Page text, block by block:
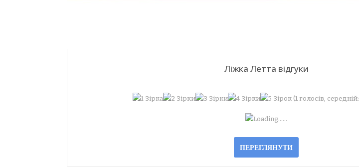
Ліжка Летта відгуки
(1голосів, середній:
Loading...…
ПЕРЕГЛЯНУТИ